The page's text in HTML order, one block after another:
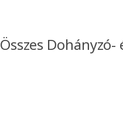
Összes Dohányzó-